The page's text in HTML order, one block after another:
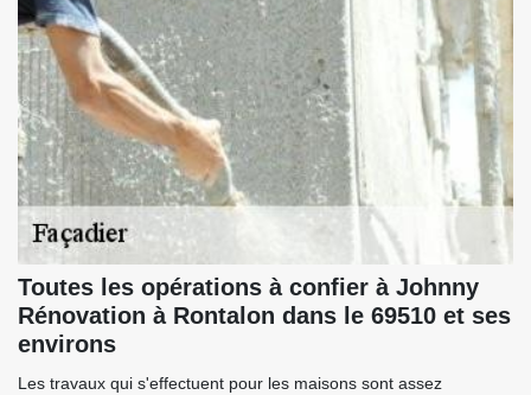
Toutes les opérations à confier à Johnny
Rénovation à Rontalon dans le 69510 et ses
environs
Les travaux qui s'effectuent pour les maisons sont assez